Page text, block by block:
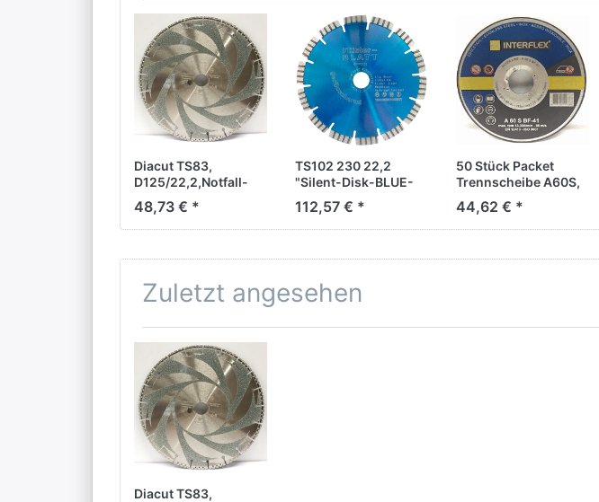
Diacut TS83,
D125/22,2,Notfall-
Trennscheibe
48,73 € *
TS102 230 22,2
"Silent-Disk-BLUE-
WONDER"
112,57 € *
50 Stück Packet
Trennscheibe A60S,
"Interflex Inox",
D125xT1,0xd22,2mm
Bohrung, Einsatz: für
44,62 € *
Zuletzt angesehen
Diacut TS83,